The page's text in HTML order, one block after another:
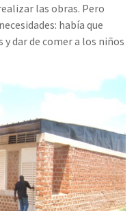
las obras. Pero
había que
dar de comer a los niños